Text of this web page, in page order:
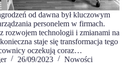
od dawna był kluczowym
personelem w firmach.
rozwojem technologii i zmianami na
staje się transformacja tego
oczekują coraz…
26/09/2023 Nowości